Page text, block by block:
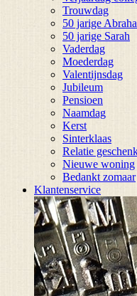
Trouwdag
50 jarige
50 jarige Sarah
Vaderdag
Moederdag
Valentijnsdag
Jubileum
Pensioen
Naamdag
Kerst
Sinterklaas
Relatie
Nieuwe woning
Bedankt zomaar
Klantenservice